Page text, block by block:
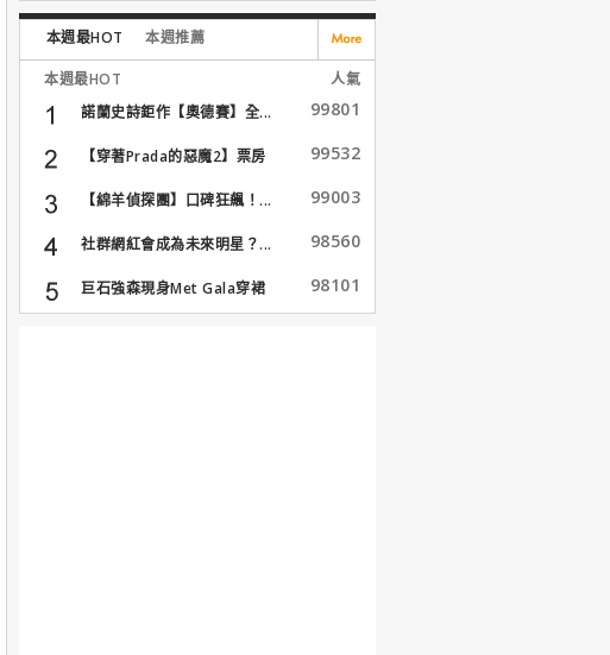
本週最HOT 本週推薦
本週最HOT
人氣
諾蘭史詩鉅作【奧德賽】全...
99801
【穿著Prada的惡魔2】票房
99532
【綿羊偵探團】口碑狂飆！... 99003
社群網紅會成為未來明星？... 98560
巨石強森現身Met Gala穿裙
子...
98101